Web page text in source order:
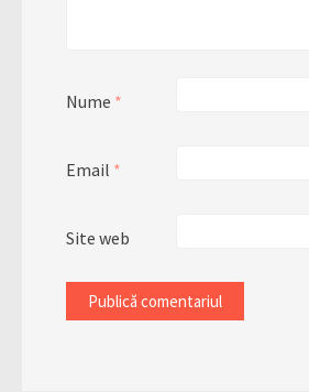
Nume *
Email *
Site web